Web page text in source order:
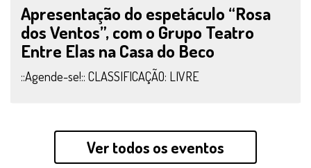
Apresentação do espetáculo “Rosa
dos Ventos”, com o Grupo Teatro
Entre Elas na Casa do Beco
::Agende-se!:: CLASSIFICAÇÃO: LIVRE
Ver todos os eventos